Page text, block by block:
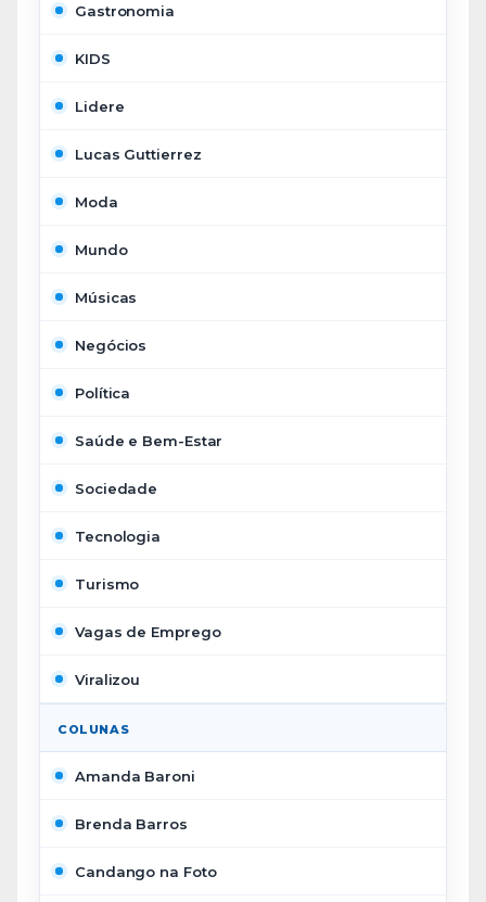
Gastronomia
KIDS
Lidere
Lucas Guttierrez
Moda
Mundo
Músicas
Negócios
Política
Saúde e Bem-Estar
Sociedade
Tecnologia
Turismo
Vagas de Emprego
Viralizou
COLUNAS
Amanda Baroni
Brenda Barros
Candango na Foto